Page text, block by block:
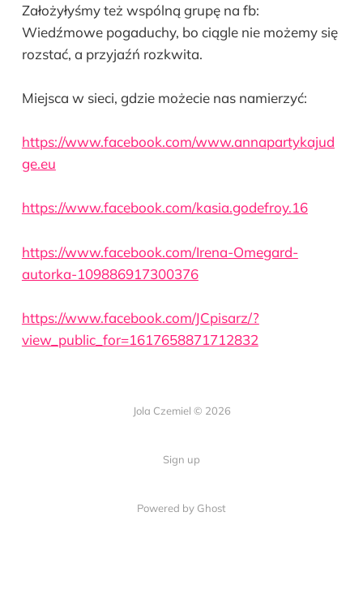
Założyłyśmy też wspólną grupę na fb:
Wiedźmowe pogaduchy, bo ciągle nie możemy się
rozstać, a przyjaźń rozkwita.
Miejsca w sieci, gdzie możecie nas namierzyć:
https://www.facebook.com/www.annapartykajud
ge.eu
https://www.facebook.com/kasia.godefroy.16
https://www.facebook.com/Irena-Omegard-
autorka-109886917300376
https://www.facebook.com/JCpisarz/?
view_public_for=1617658871712832
Jola Czemiel © 2026
Sign up
Powered by Ghost